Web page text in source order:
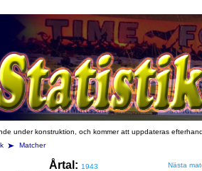
under konstruktion, och kommer att uppdateras
Matcher
Årtal: 1943
Nästa